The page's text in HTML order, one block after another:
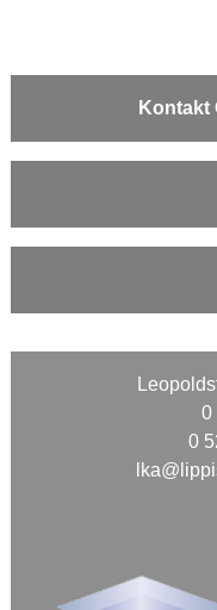
Kontakt
0
0